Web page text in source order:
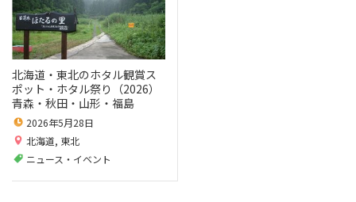
北海道・東北のホタル観賞ス
ポット・ホタル祭り（2026）
青森・秋田・山形・福島
2026年5月28日
北海道, 東北
ニュース・イベント